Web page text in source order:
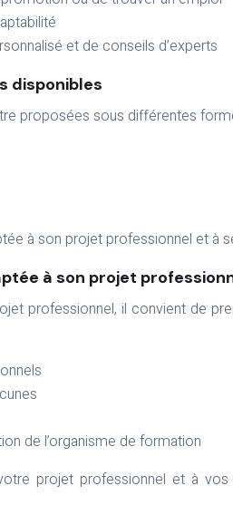
et de conseils d’experts
disponibles
proposées sous différentes
à son projet professionnel et à
à son projet
professionnel, il convient de
de l’organisme de formation
projet professionnel et à